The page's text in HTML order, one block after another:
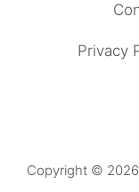
Privacy
Copyright © 2026